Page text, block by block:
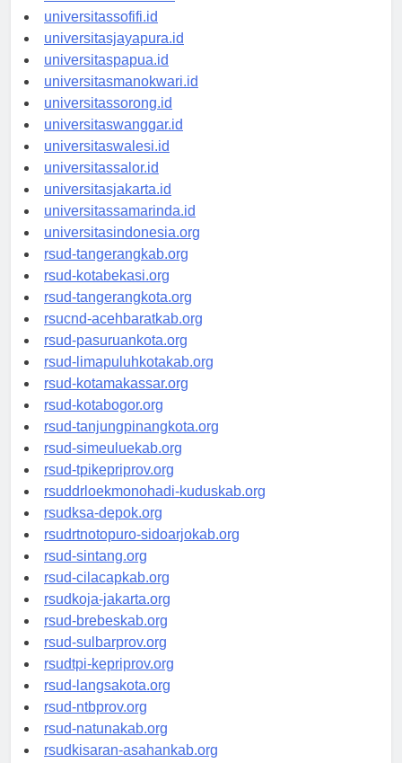
universitassofifi.id
universitasjayapura.id
universitaspapua.id
universitasmanokwari.id
universitassorong.id
universitaswanggar.id
universitaswalesi.id
universitassalor.id
universitasjakarta.id
universitassamarinda.id
universitasindonesia.org
rsud-tangerangkab.org
rsud-kotabekasi.org
rsud-tangerangkota.org
rsucnd-acehbaratkab.org
rsud-pasuruankota.org
rsud-limapuluhkotakab.org
rsud-kotamakassar.org
rsud-kotabogor.org
rsud-tanjungpinangkota.org
rsud-simeuluekab.org
rsud-tpikepriprov.org
rsuddrloekmonohadi-kuduskab.org
rsudksa-depok.org
rsudrtnotopuro-sidoarjokab.org
rsud-sintang.org
rsud-cilacapkab.org
rsudkoja-jakarta.org
rsud-brebeskab.org
rsud-sulbarprov.org
rsudtpi-kepriprov.org
rsud-langsakota.org
rsud-ntbprov.org
rsud-natunakab.org
rsudkisaran-asahankab.org